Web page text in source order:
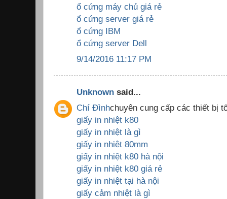
ổ cứng máy chủ giá rẻ
ổ cứng server giá rẻ
ổ cứng IBM
ổ cứng server Dell
9/14/2016 11:17 PM
Unknown said...
Chí Đìnhchuyên cung cấp các thiết bị
giấy in nhiệt k80
giấy in nhiệt là gì
giấy in nhiệt 80mm
giấy in nhiệt k80 hà nội
giấy in nhiệt k80 giá rẻ
giấy in nhiệt tại hà nội
giấy cảm nhiệt là gì